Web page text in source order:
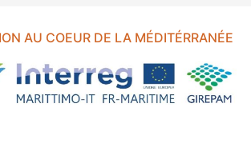
AU COEUR DE LA MÉDITÉRRANÉE